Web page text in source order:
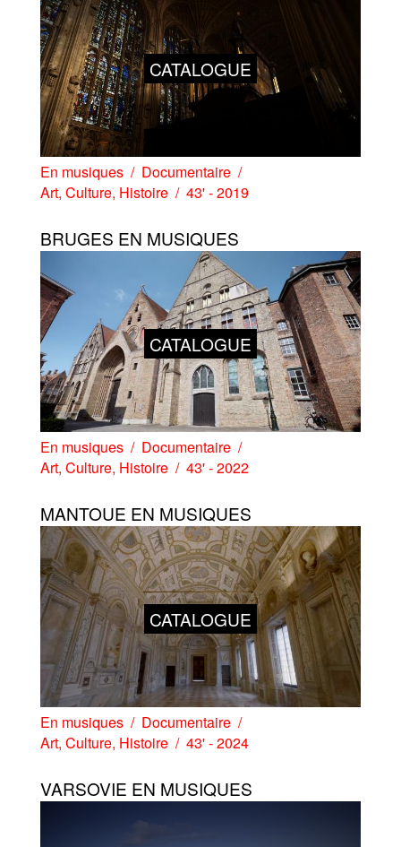
CATALOGUE
En musiques
Documentaire
Art, Culture, Histoire 43' - 2019
BRUGES EN MUSIQUES
CATALOGUE
En musiques
Documentaire
Art, Culture, Histoire 43' - 2022
MANTOUE EN MUSIQUES
CATALOGUE
En musiques
Documentaire
Art, Culture, Histoire 43' - 2024
VARSOVIE EN MUSIQUES